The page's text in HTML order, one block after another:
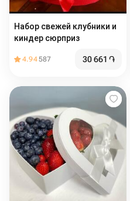
Набор свежей клубники и
киндер сюрприз
4.94587 30 661 ֏